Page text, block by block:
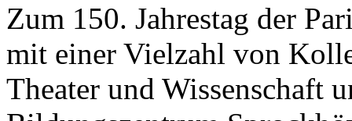
Zum 150. Jahrestag der
mit einer Vielzahl von
Theater und Wissenschaft